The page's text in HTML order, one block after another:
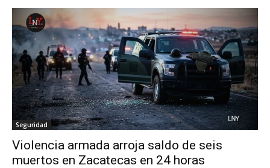
Seguridad
Violencia armada arroja saldo de seis
muertos en Zacatecas en 24 horas